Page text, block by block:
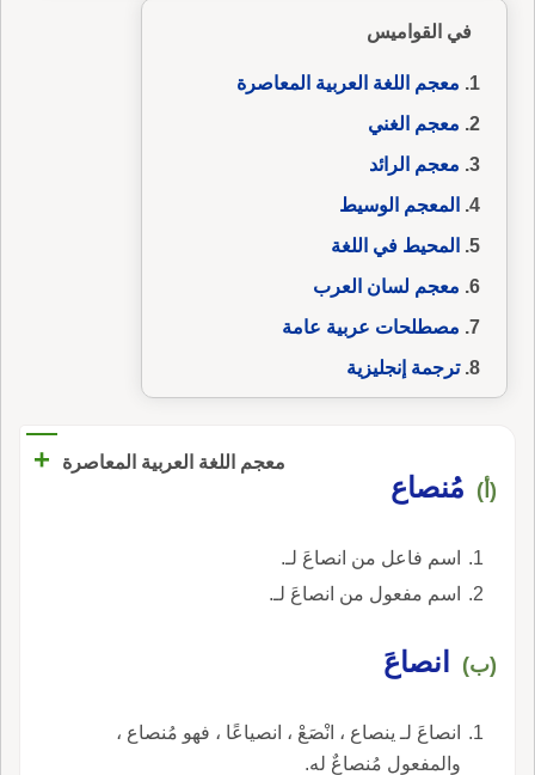
في القواميس
معجم اللغة العربية المعاصرة
معجم الغني
معجم الرائد
المعجم الوسيط
المحيط في اللغة
معجم لسان العرب
مصطلحات عربية عامة
ترجمة إنجليزية
معجم اللغة العربية المعاصرة +
(أ) مُنصاع
اسم فاعل من انصاعَ لـ.
اسم مفعول من انصاعَ لـ.
(ب) انصاعَ
انصاعَ لـ ينصاع ، انْصَعْ ، انصياعًا ، فهو مُنصاع ،
والمفعول مُنصاعٌ له.